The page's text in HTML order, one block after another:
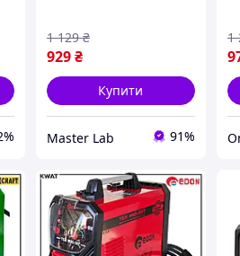
929 ₴
1 129 ₴
Купити
Master Lab 91%
1